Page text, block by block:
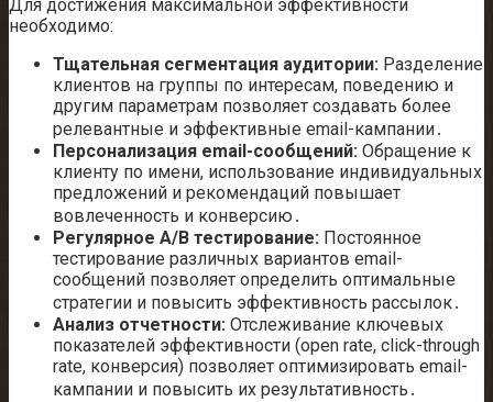
Для достижения максимальной эффективности
необходимо:
Тщательная сегментация аудитории: Разделение
клиентов на группы по интересам, поведению и
другим параметрам позволяет создавать более
релевантные и эффективные email-кампании․
Персонализация email-сообщений: Обращение к
клиенту по имени, использование индивидуальных
предложений и рекомендаций повышает
вовлеченность и конверсию․
Регулярное A/B тестирование: Постоянное
тестирование различных вариантов email-
сообщений позволяет определить оптимальные
стратегии и повысить эффективность рассылок․
Анализ отчетности: Отслеживание ключевых
показателей эффективности (open rate, click-through
rate, конверсия) позволяет оптимизировать email-
кампании и повысить их результативность․